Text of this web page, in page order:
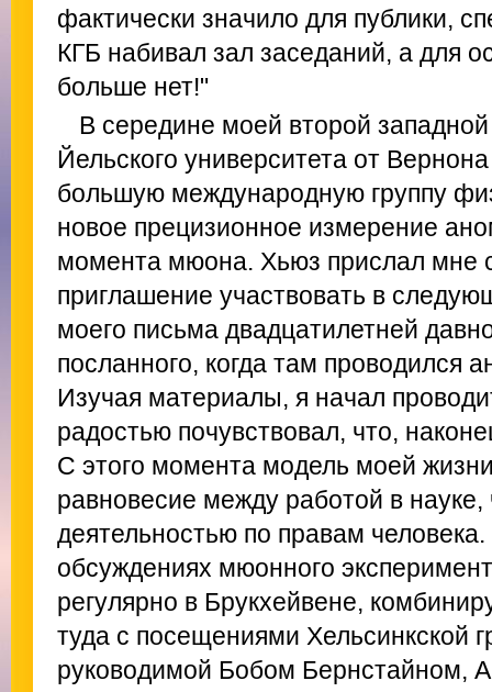
фактически значило для публики,
КГБ набивал зал заседаний, а для
больше нет!"
В середине моей второй
Йельского университета от
большую международную группу
новое прецизионное измерение
момента мюона. Хьюз прислал мне
приглашение участвовать в
моего письма двадцатилетней
посланного, когда там проводился
Изучая материалы, я начал
радостью почувствовал, что,
С этого момента модель моей
равновесие между работой в
деятельностью по правам
обсуждениях мюонного
регулярно в Брукхейвене,
туда с посещениями Хельсинкской
руководимой Бобом Бернстайном,